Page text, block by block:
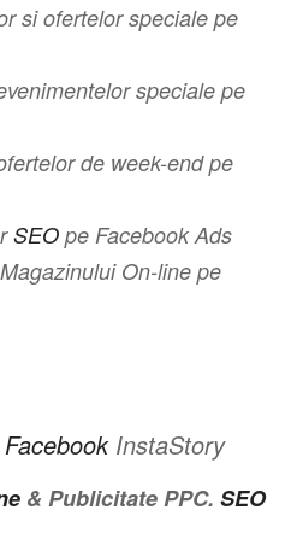
si ofertelor speciale pe
speciale pe
de week-end pe
SEO pe Facebook Ads
On-line pe
FacebookInstaStory
& Publicitate PPC. SEO